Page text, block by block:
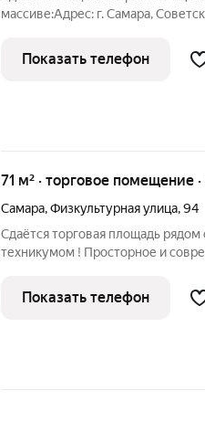
массиве:Адрес: г. Самара,
мощность: 15 кВт Высота
группа Ремонт: пол - плитка,
Показать телефон
71 м² · торговое помещение
Самара,Физкультурная улица,94
Сдаётся торговая площадь
техникумом ! Просторное и современное помещение Площадь: 71
Высота потолков: 3 м ощущение простора и свободы для
реализации любых
Показать телефон